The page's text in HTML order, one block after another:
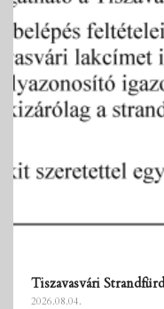
Tiszavasvári
2026.08.04.